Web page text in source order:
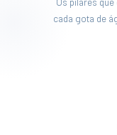
cada gota de